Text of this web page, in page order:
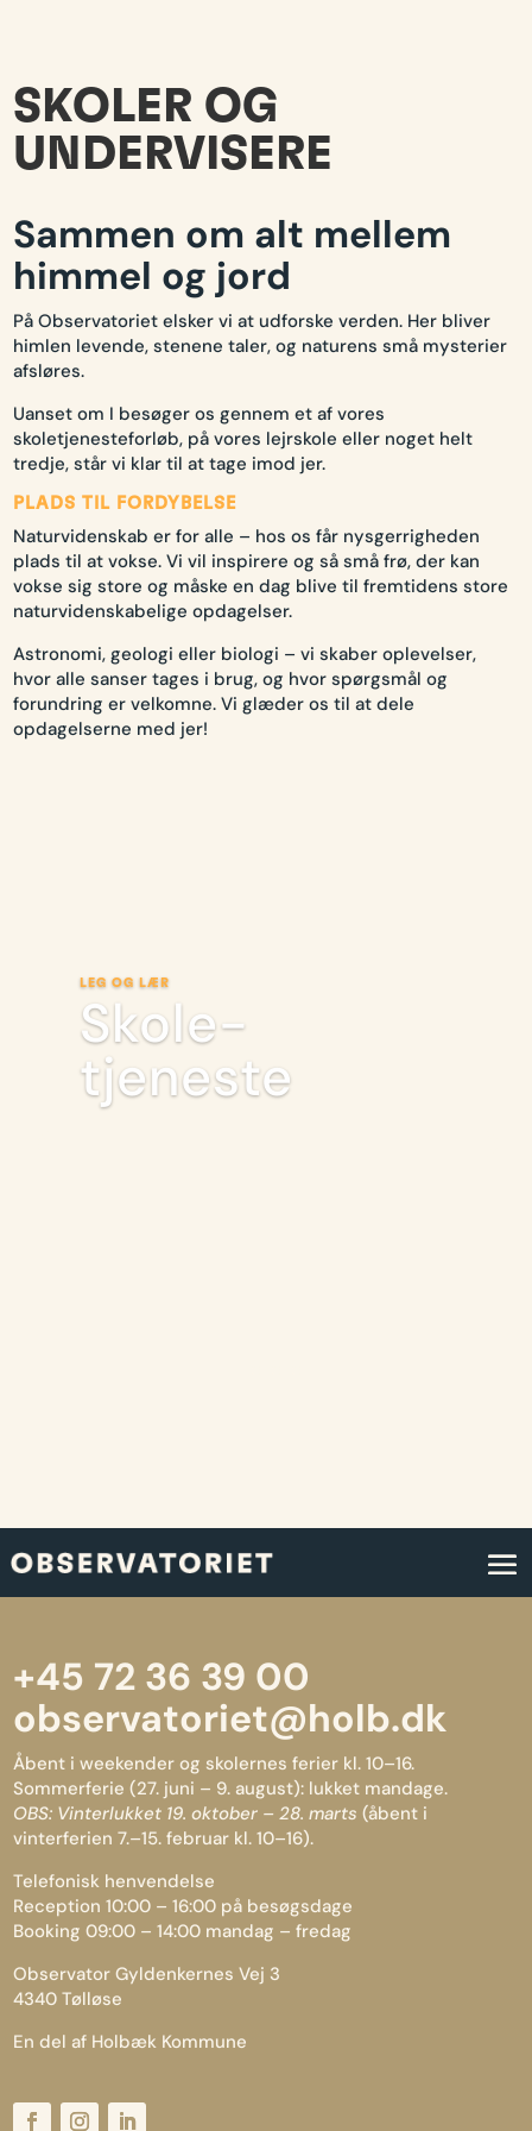
SKOLER OG
UNDERVISERE
Sammen om alt mellem
himmel og jord
På Observatoriet elsker vi at udforske verden. Her bliver
himlen levende, stenene taler, og naturens små mysterier
afsløres.
Uanset om I besøger os gennem et af vores
skoletjenesteforløb, på vores lejrskole eller noget helt
tredje, står vi klar til at tage imod jer.
PLADS TIL FORDYBELSE
Naturvidenskab er for alle – hos os får nysgerrigheden
plads til at vokse. Vi vil inspirere og så små frø, der kan
vokse sig store og måske en dag blive til fremtidens store
naturvidenskabelige opdagelser.
Astronomi, geologi eller biologi – vi skaber oplevelser,
hvor alle sanser tages i brug, og hvor spørgsmål og
forundring er velkomne. Vi glæder os til at dele
opdagelserne med jer!
LEG OG LÆR
Skole-
tjeneste
+45 72 36 39 00
observatoriet@holb.dk
Åbent i weekender og skolernes ferier kl. 10–16.
Sommerferie (27. juni – 9. august): lukket mandage.
OBS: Vinterlukket 19. oktober – 28. marts (åbent i
vinterferien 7.–15. februar kl. 10–16).
Telefonisk henvendelse
Reception 10:00 – 16:00 på besøgsdage
Booking 09:00 – 14:00 mandag – fredag
Observator Gyldenkernes Vej 3
4340 Tølløse
En del af Holbæk Kommune